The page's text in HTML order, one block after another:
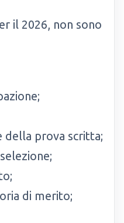
il 2026, non sono
della prova scritta;
di merito;